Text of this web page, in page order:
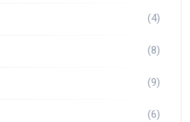
(4)
(8)
(9)
(6)